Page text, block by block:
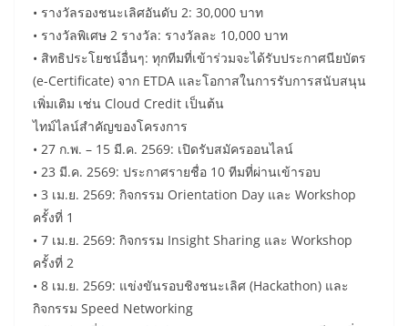
• รางวัลรองชนะเลิศอันดับ 2: 30,000 บาท
• รางวัลพิเศษ 2 รางวัล: รางวัลละ 10,000 บาท
• สิทธิประโยชน์อื่นๆ: ทุกทีมที่เข้าร่วมจะได้รับประกาศนียบัตร
(e-Certificate) จาก ETDA และโอกาสในการรับการสนับสนุน
เพิ่มเติม เช่น Cloud Credit เป็นต้น
ไทม์ไลน์สำคัญของโครงการ
• 27 ก.พ. – 15 มี.ค. 2569: เปิดรับสมัครออนไลน์
• 23 มี.ค. 2569: ประกาศรายชื่อ 10 ทีมที่ผ่านเข้ารอบ
• 3 เม.ย. 2569: กิจกรรม Orientation Day และ Workshop
ครั้งที่ 1
• 7 เม.ย. 2569: กิจกรรม Insight Sharing และ Workshop
ครั้งที่ 2
• 8 เม.ย. 2569: แข่งขันรอบชิงชนะเลิศ (Hackathon) และ
กิจกรรม Speed Networking